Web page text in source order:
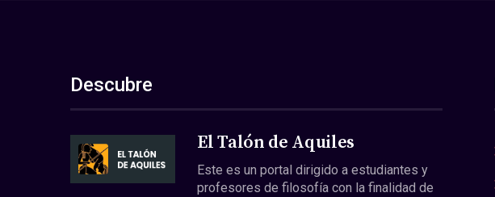
Descubre
El Talón de Aquiles
Este es un portal dirigido a estudiantes y
profesores de filosofía con la finalidad de